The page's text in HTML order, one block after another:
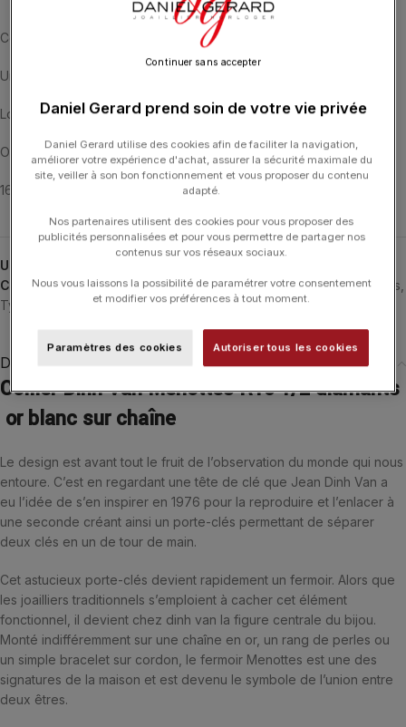
Collier Menottes R12 1/2 diamants or blanc sur chaîne.
Un incontournable de chez Dinh Van en version or blanc rhodié
Longueur 44 cm
Or blanc 16.3 gr
16 Diamants 0.29 carat extra-blancs
UGS :
Catégories : 24H-DINHVAN, Colliers, Colliers, DINH VAN, Menottes
Typologies
Description
Collier Dinh Van Menottes R10 1/2 diamants
or blanc sur chaîne
Le design est avant tout le fruit de l’observation du monde qui nous
entoure. C’est en regardant une tête de clé que Jean Dinh Van a
eu l’idée de s’en inspirer en 1976 pour la reproduire et l’enlacer à
une seconde créant ainsi un porte-clés permettant de séparer
deux clés en un de tour de main.
Cet astucieux porte-clés devient rapidement un fermoir. Alors que
les joailliers traditionnels s’emploient à cacher cet élément
fonctionnel, il devient chez dinh van la figure centrale du bijou.
Monté indifféremment sur une chaîne en or, un rang de perles ou
un simple bracelet sur cordon, le fermoir Menottes est une des
signatures de la maison et est devenu le symbole de l’union entre
deux êtres.
Daniel Gerard prend soin de votre vie privée
Daniel Gerard utilise des cookies afin de faciliter la navigation,
améliorer votre expérience d'achat, assurer la sécurité maximale du
site, veiller à son bon fonctionnement et vous proposer du contenu
adapté.
Nos partenaires utilisent des cookies pour vous proposer des
publicités personnalisées et pour vous permettre de partager nos
contenus sur vos réseaux sociaux.
Nous vous laissons la possibilité de paramétrer votre consentement
et modifier vos préférences à tout moment.
Paramètres des cookies Autoriser tous les cookies
Continuer sans accepter